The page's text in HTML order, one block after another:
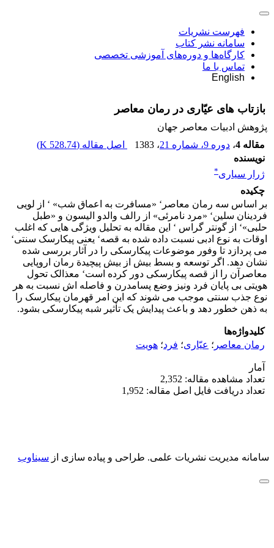
فهرست نشریات
سامانه نشر کتاب
کارگاه‌ها و دوره‌های آموزشی تخصصی
تماس با ما
English
بازتاب های عیّاری در رمان معاصر
پژوهش ادبیات معاصر جهان
مقاله 4
، دوره 9، شماره 21 ، 1383 اصل مقاله (528.74 K
)
نویسنده
ژرار سیاری*
چکیده
بر اساس سه رمان معاصر‘ «مسافرت به اعماق شب» ‘ از لویی
فردینان سلین‘ «مرد نامرئی» از رالف والدو الیسون و «طبل
حلبی»‘ از گونتر گراس ‘ این مقاله به تحلیل ویژگی هایی که اغلب
اوقات به نوع ادبی نسبت داده شده به قصه‘ یعنی پیکارسک سنتی‘
می پردازد تا وفور موضوعات پیکارسکی را در آثار بررسی شده
نشان دهد. اگر توسعه و بسط بیش از بیش پیچیدة رمان اروپایی
معاصرآن را از قصه پیکارسکی دور کرده است‘ معذالک تحول
هویتی بی پایان فرد ونیز وضع پسامدرن و فاصله اش نسبت به هر
نوع جذب سنتی موجب می شوند که این امر قهرمان پیکارسک را
به ذهن خطور دهد و باعث پیدایش یک تأثیر شبه پیکارسکی بشود.
کلیدواژه‌ها
رمان معاصر ؛ عیّاری؛ فرد؛ هویت
آمار
تعداد مشاهده مقاله: 2,352
تعداد دریافت فایل اصل مقاله: 1,952
سامانه مدیریت نشریات علمی. طراحی و پیاده سازی از سیناوب